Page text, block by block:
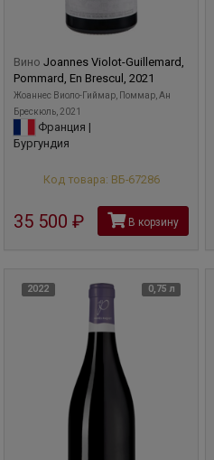
Вино Joannes Violot-Guillemard,
Pommard, En Brescul, 2021
Жоаннес Виоло-Гиймар, Поммар, Ан
Брескюль, 2021
Франция |
Бургундия
Код товара: ВБ-67286
35 500 рубВ корзину
2022 0,75 л